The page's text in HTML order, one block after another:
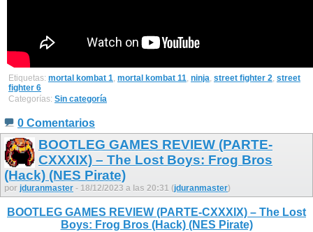
Etiquetas: mortal kombat 1 mortal kombat 11 ninja street fighter 2 street
fighter 6
Categorías: Sin categoría
0 Comentarios
BOOTLEG GAMES REVIEW (PARTE-
CXXXIX) – The Lost Boys: Frog Bros
(Hack) (NES Pirate)
por jduranmaster - 18/12/2023 a las 20:31 (jduranmaster)
BOOTLEG GAMES REVIEW (PARTE-CXXXIX) – The Lost
Boys: Frog Bros (Hack) (NES Pirate)